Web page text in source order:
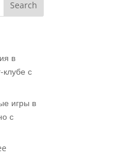
в
клубе с
игры в
с